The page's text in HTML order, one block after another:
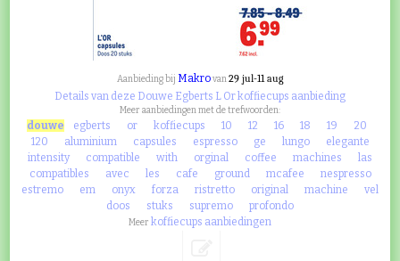
Aanbieding bij Makrovan29 jul-11 aug
Details van deze Douwe Egberts L Or koffiecups aanbieding
Meer aanbiedingen met de trefwoorden:
douwe egberts or koffiecups 10 12 16 18 19
20
120
aluminium capsules espresso ge lungo
elegante
intensity
compatible with orginal coffee machines
las
compatibles
avec les cafe ground mcafee
nespresso
estremo
em onyx forza ristretto original machine
vel
doos
stuks supremo profondo
Meer koffiecups aanbiedingen